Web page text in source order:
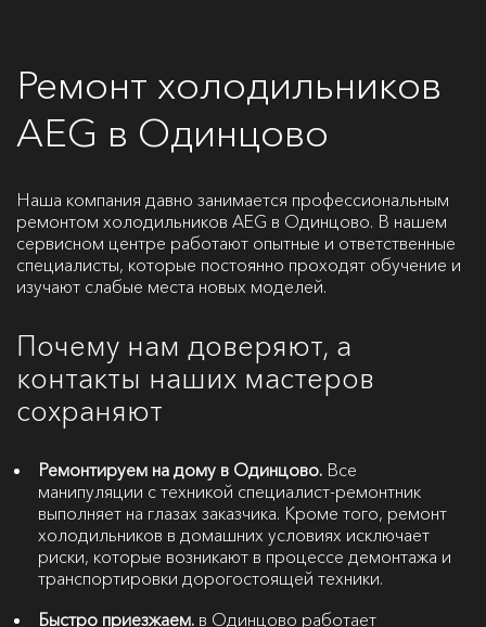
Ремонт холодильников
AEG в Одинцово
Наша компания давно занимается профессиональным
ремонтом холодильников AEG в Одинцово. В нашем
сервисном центре работают опытные и ответственные
специалисты, которые постоянно проходят обучение и
изучают слабые места новых моделей.
Почему нам доверяют, а
контакты наших мастеров
сохраняют
Ремонтируем на дому в Одинцово. Все
манипуляции с техникой специалист-ремонтник
выполняет на глазах заказчика. Кроме того, ремонт
холодильников в домашних условиях исключает
риски, которые возникают в процессе демонтажа и
транспортировки дорогостоящей техники.
Быстро приезжаем. в Одинцово работает